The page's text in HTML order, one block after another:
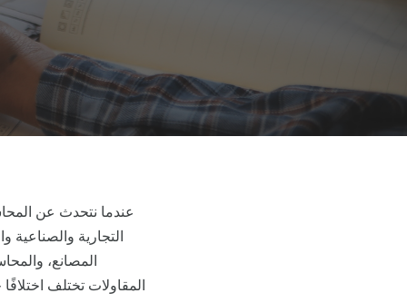
عندما نتحدث عن
التجارية
المصانع،
المقاولات تختلف